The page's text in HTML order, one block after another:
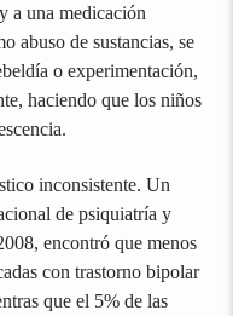
a una medicación
abuso de sustancias, se
o experimentación,
haciendo que los niños
inconsistente. Un
de psiquiatría y
encontró que menos
con trastorno bipolar
que el 5% de las